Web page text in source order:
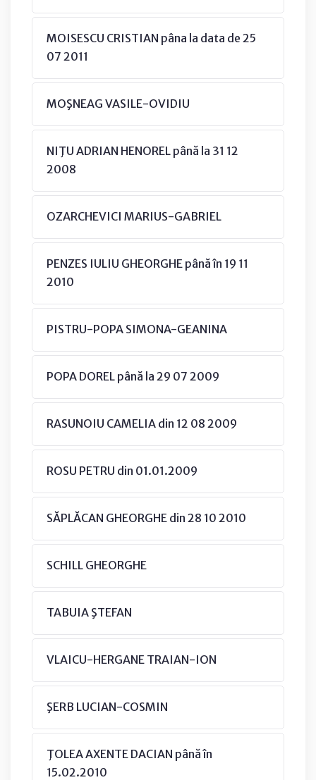
MOISESCU CRISTIAN pâna la data de 25
07 2011
MOŞNEAG VASILE-OVIDIU
NIŢU ADRIAN HENOREL până la 31 12
2008
OZARCHEVICI MARIUS-GABRIEL
PENZES IULIU GHEORGHE până în 19 11
2010
PISTRU-POPA SIMONA-GEANINA
POPA DOREL până la 29 07 2009
RASUNOIU CAMELIA din 12 08 2009
ROSU PETRU din 01.01.2009
SĂPLĂCAN GHEORGHE din 28 10 2010
SCHILL GHEORGHE
TABUIA ŞTEFAN
VLAICU-HERGANE TRAIAN-ION
ŞERB LUCIAN-COSMIN
ŢOLEA AXENTE DACIAN până în
15.02.2010